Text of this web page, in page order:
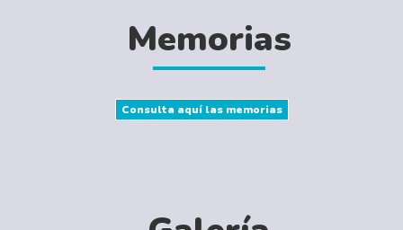
Memorias
Consulta aquí las memorias